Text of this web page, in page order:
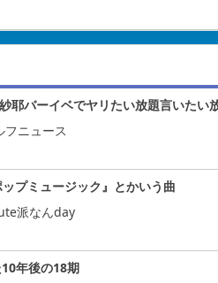
耶バーイベでヤリたい放題言いたい
フニュース
プミュージック』とかいう曲
派なんday
年後の18期